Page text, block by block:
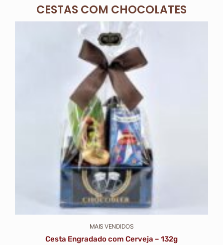
CESTAS COM CHOCOLATES
MAIS VENDIDOS
Cesta Engradado com Cerveja – 132g